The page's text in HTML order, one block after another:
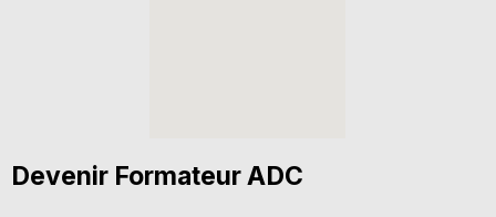
Devenir Formateur ADC